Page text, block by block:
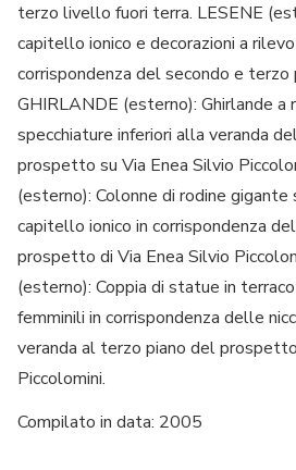
terzo livello fuori terra. LESENE
capitello ionico e decorazioni a
corrispondenza del secondo e terzo
GHIRLANDE (esterno): Ghirlande a
specchiature inferiori alla veranda
prospetto su Via Enea Silvio
(esterno): Colonne di rodine
capitello ionico in corrispondenza
prospetto di Via Enea Silvio
(esterno): Coppia di statue in
femminili in corrispondenza delle
veranda al terzo piano del
Piccolomini.
Compilato in data: 2005